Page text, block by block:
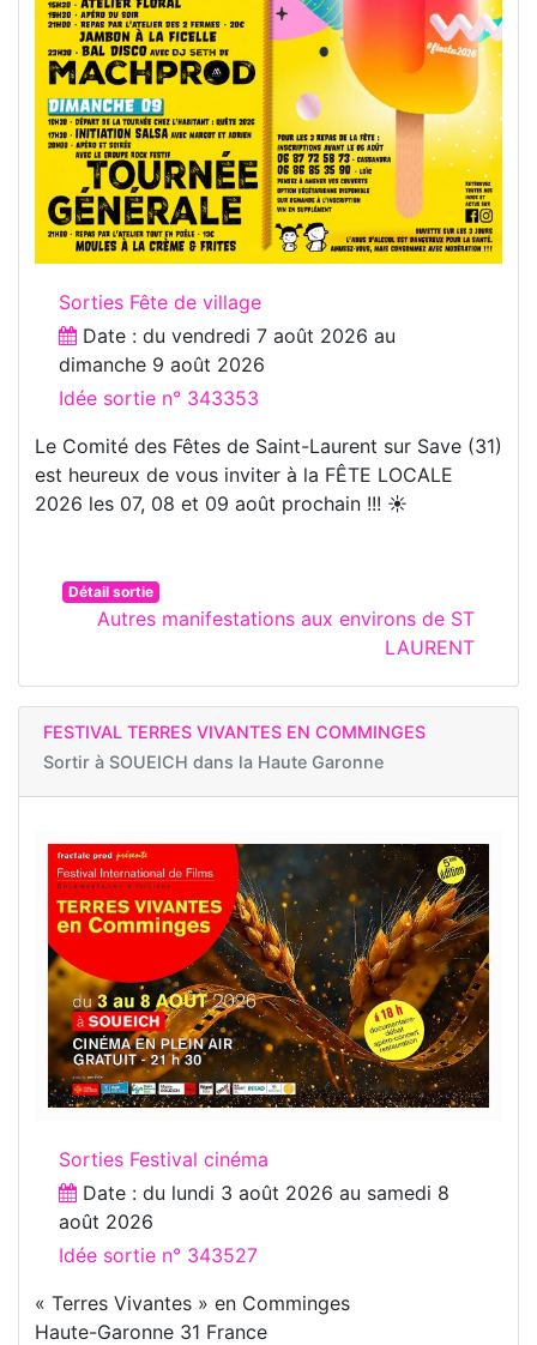
Sorties Fête de village
Date : du vendredi 7 août 2026 au
dimanche 9 août 2026
Idée sortie n° 343353
Le Comité des Fêtes de Saint-Laurent sur Save (31)
est heureux de vous inviter à la FÊTE LOCALE
2026 les 07, 08 et 09 août prochain !!! ☀️
Détail sortie
Autres manifestations aux environs de ST
LAURENT
FESTIVAL TERRES VIVANTES EN COMMINGES
Sortir à SOUEICH dans la Haute Garonne
Sorties Festival cinéma
Date : du lundi 3 août 2026 au samedi 8
août 2026
Idée sortie n° 343527
« Terres Vivantes » en Comminges
Haute-Garonne 31 France